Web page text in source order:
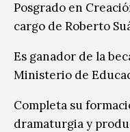
Posgrado en
cargo de Roberto
Es ganador de la
Ministerio de
Completa su
dramaturgia y